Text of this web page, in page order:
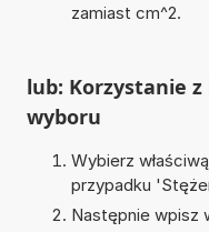
zamiast cm^2.
lub: Korzystanie
wyboru
Wybierz
przypadku '
Następnie wpisz